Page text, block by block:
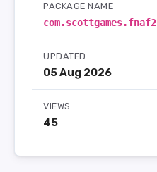
PACKAGE NAME
com.scottgames.fnaf2
UPDATED
05 Aug 2026
VIEWS
45